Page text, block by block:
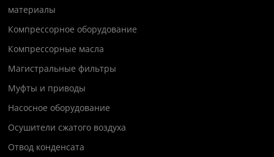
материалы
Компрессорное оборудование
Компрессорные масла
Магистральные фильтры
Муфты и приводы
Насосное оборудование
Осушители сжатого воздуха
Отвод конденсата